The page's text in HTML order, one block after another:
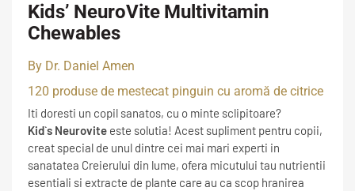
Kids’ NeuroVite Multivitamin
Chewables
By Dr. Daniel Amen
120 produse de mestecat pinguin cu aromă de citrice
Iti doresti un copil sanatos, cu o minte sclipitoare?
Kid`s Neurovite este solutia! Acest supliment pentru copii,
creat special de unul dintre cei mai mari experti in
sanatatea Creierului din lume, ofera micutului tau nutrientii
esentiali si extracte de plante care au ca scop hranirea